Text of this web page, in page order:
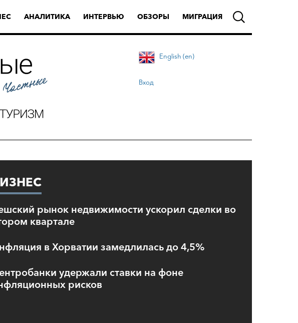
АНАЛИТИКА ИНТЕРВЬЮ ОБЗОРЫ МИГРАЦИЯ
English (en)
Вход
рынок недвижимости ускорил сделки во
квартале
в Хорватии замедлилась до 4,5%
удержали ставки на фоне
рисков